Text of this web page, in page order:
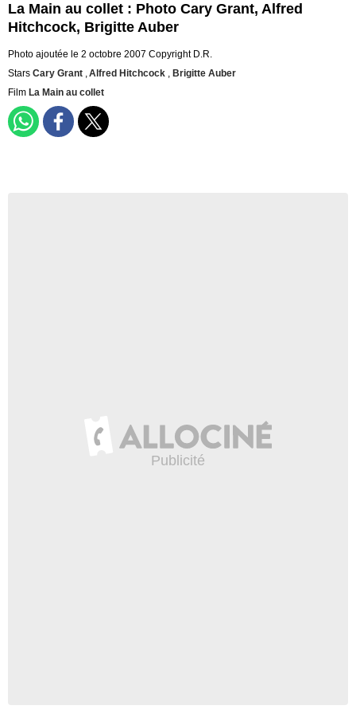
La Main au collet : Photo Cary Grant, Alfred
Hitchcock, Brigitte Auber
Photo ajoutée le 2 octobre 2007 Copyright D.R.
Stars Cary Grant ,Alfred Hitchcock , Brigitte Auber
Film La Main au collet